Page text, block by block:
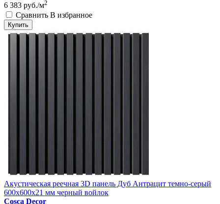
6 383 руб./м2
Сравнить В избранное
Купить
Акустическая реечная 3D панель Дуб Антрацит темно-серый
600x600x21 мм черный войлок
Cosca Decor